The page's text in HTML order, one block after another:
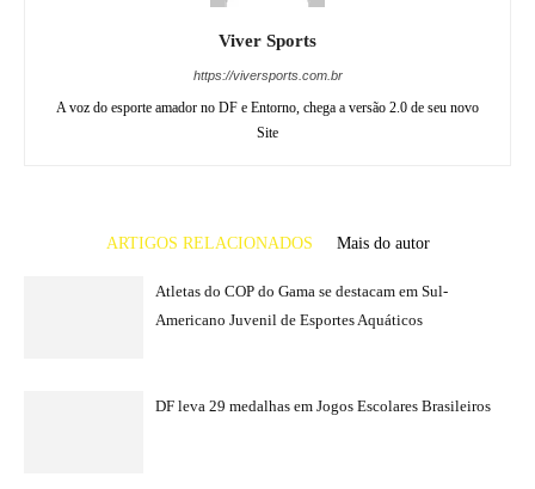
Viver Sports
https://viversports.com.br
A voz do esporte amador no DF e Entorno, chega a versão 2.0 de seu novo
Site
ARTIGOS RELACIONADOS Mais do autor
Atletas do COP do Gama se destacam em Sul-
Americano Juvenil de Esportes Aquáticos
DF leva 29 medalhas em Jogos Escolares Brasileiros